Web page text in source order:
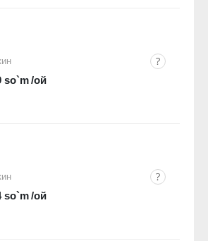
so`m/ой
so`m/ой